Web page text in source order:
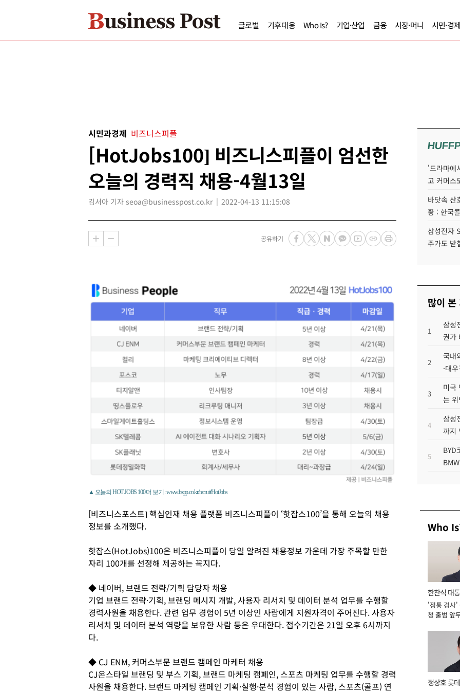
글로벌 기후대응 Who Is? 기업·산업 금융 시장·머니 시민·경
시민과경제 비즈니스피플
[HotJobs100] 비즈니스피플이 엄선한
오늘의 경력직 채용-4월13일
김서아 기자 seoa@businesspost.co.kr 2022-04-13 11:15:08
공유하기
▲ 오늘의 HOT JOBS 100 더 보기 : www.bzpp.co.kr/recruit/HotJobs
[비즈니스포스트] 핵심인재 채용 플랫폼 비즈니스피플이 ‘핫잡스100’을 통해 오늘의 채용
정보를 소개했다.
핫잡스(HotJobs)100은 비즈니스피플이 당일 알려진 채용정보 가운데 가장 주목할 만한
자리 100개를 선정해 제공하는 꼭지다.
◆ 네이버, 브랜드 전략/기획 담당자 채용
기업 브랜드 전략·기획, 브랜딩 메시지 개발, 사용자 리서치 및 데이터 분석 업무를 수행할
경력사원을 채용한다. 관련 업무 경험이 5년 이상인 사람에게 지원자격이 주어진다. 사용자
리서치 및 데이터 분석 역량을 보유한 사람 등은 우대한다. 접수기간은 21일 오후 6시까지
다.
◆ CJ ENM, 커머스부문 브랜드 캠페인 마케터 채용
CJ온스타일 브랜딩 및 부스 기획, 브랜드 마케팅 캠페인, 스포츠 마케팅 업무를 수행할 경력
사원을 채용한다. 브랜드 마케팅 캠페인 기획·실행·분석 경험이 있는 사람, 스포츠(골프) 연
'드라마에
고 커머스
바닷속 산
황 : 한국
삼성전자
주가도 받
많이 본
1
삼성
권가
2
국내
·대
3
미국
는
4
삼성
까지
5
BYD
Who
한찬식 대
서관
'정통 검사'
청 출범 앞
정상호 롯